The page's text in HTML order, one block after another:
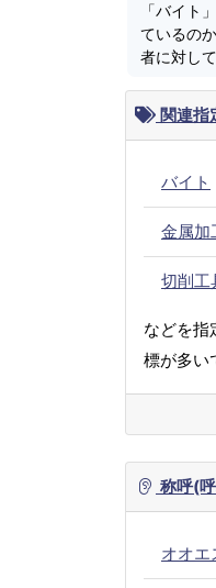
「バイト
ているの
者に対し
関連指
バイト
金属加
切削工
などを指
標が多い
称呼(
オオエ